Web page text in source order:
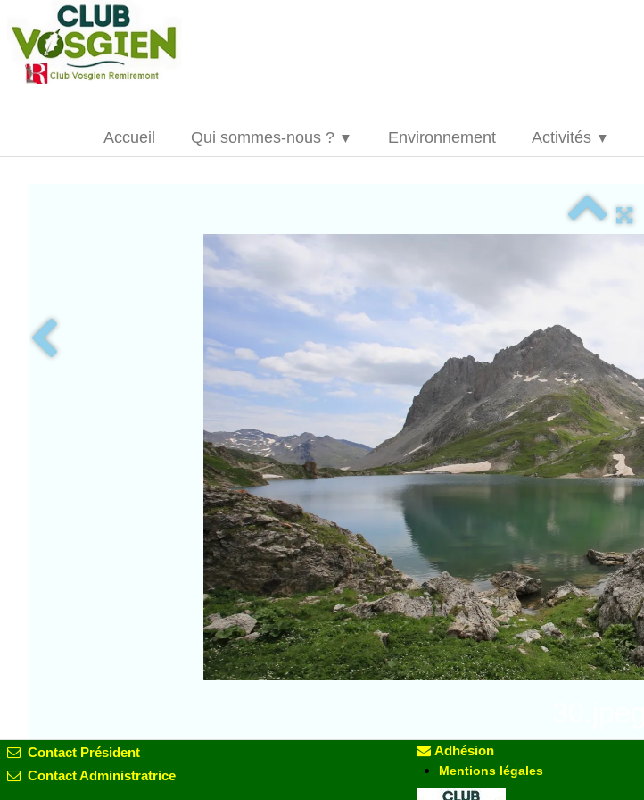
Accueil Qui sommes-nous ? ▼ Environnement Activités ▼
Contact Président
Contact Administratrice
Adhésion
Mentions légales